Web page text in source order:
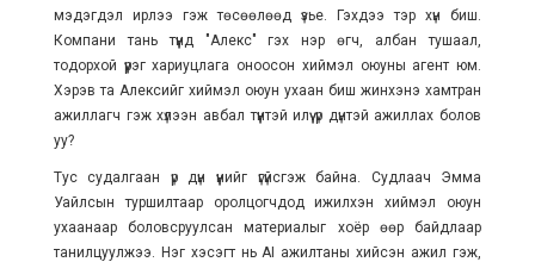
мэдэгдэл ирлээ гэж төсөөлөөд үзье. Гэхдээ тэр хүн биш.
Компани тань түүнд "Алекс" гэх нэр өгч, албан тушаал,
тодорхой үүрэг хариуцлага оноосон хиймэл оюуны агент юм.
Хэрэв та Алексийг хиймэл оюун ухаан биш жинхэнэ хамтран
ажиллагч гэж хүлээн авбал түүнтэй илүү үр дүнтэй ажиллах болов
уу?
Тус судалгаан үр дүн үүнийг үгүйсгэж байна. Судлаач Эмма
Уайлсын туршилтаар оролцогчдод ижилхэн хиймэл оюун
ухаанаар боловсруулсан материалыг хоёр өөр байдлаар
танилцуулжээ. Нэг хэсэгт нь AI ажилтаны хийсэн ажил гэж,